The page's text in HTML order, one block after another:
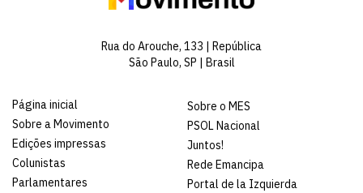
Rua do Arouche, 133 | República
São Paulo, SP | Brasil
Página inicial
Sobre a Movimento
Edições impressas
Colunistas
Parlamentares
Sobre o MES
PSOL Nacional
Juntos!
Rede Emancipa
Portal de la Izquierda